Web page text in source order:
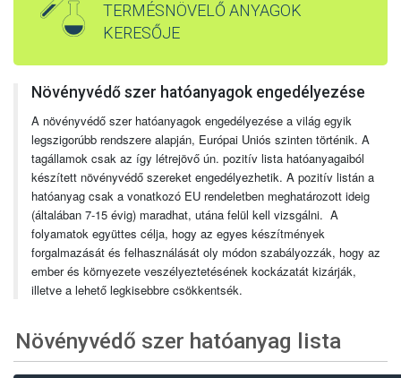
TERMÉSNÖVELŐ ANYAGOK
KERESŐJE
Növényvédő szer hatóanyagok engedélyezése
A növényvédő szer hatóanyagok engedélyezése a világ egyik
legszigorúbb rendszere alapján, Európai Uniós szinten történik. A
tagállamok csak az így létrejövő ún. pozitív lista hatóanyagaiból
készített növényvédő szereket engedélyezhetik. A pozitív listán a
hatóanyag csak a vonatkozó EU rendeletben meghatározott ideig
(általában 7-15 évig) maradhat, utána felül kell vizsgálni. A
folyamatok együttes célja, hogy az egyes készítmények
forgalmazását és felhasználását oly módon szabályozzák, hogy az
ember és környezete veszélyeztetésének kockázatát kizárják,
illetve a lehető legkisebbre csökkentsék.
Növényvédő szer hatóanyag lista